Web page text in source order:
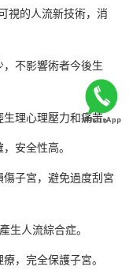
視的人流新技術，消
不影響術者今後生
理心理壓力和痛苦。
安全性高。
子宮，避免過度刮宮
生人流綜合症。
，完全保護子宮。